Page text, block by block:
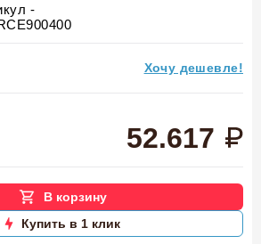
-
Хочу дешевле!
52.617
В корзину
Купить в 1 клик